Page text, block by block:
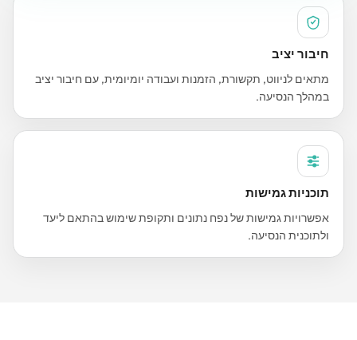
חיבור יציב
מתאים לניווט, תקשורת, הזמנות ועבודה יומיומית, עם חיבור יציב
במהלך הנסיעה.
תוכניות גמישות
אפשרויות גמישות של נפח נתונים ותקופת שימוש בהתאם ליעד
ולתוכנית הנסיעה.